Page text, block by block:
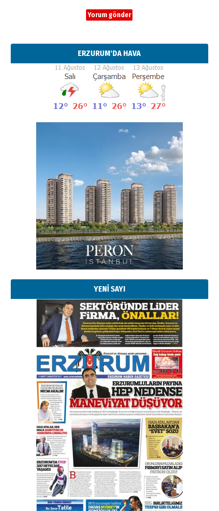
ERZURUM'DA HAVA
YENİ SAYI
Esat BİNDESEN
TRT’NİN BÖLGEYE AÇILAN SESİ
09 Ağustos 2026 Pazar
Kadir SABUNCUOĞLU
Erzurumspor’un köşe taşları
29 Haziran 2026 Pazartesi
Kenan GÜLERCİ
Murat Şahsuvaroğlu ERKON’da
çıtayı yukarı taşırken,